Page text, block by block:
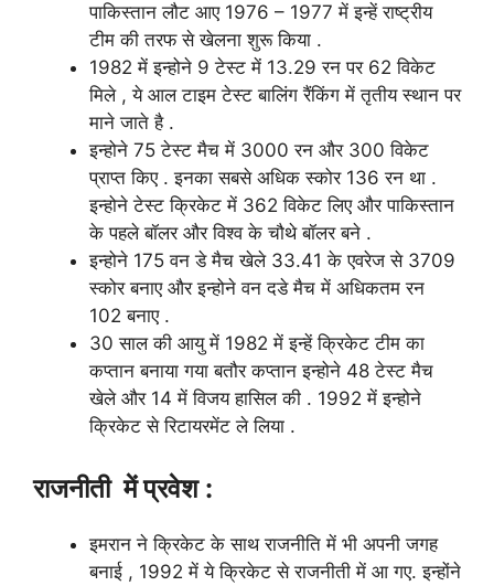
पाकिस्तान लौट आए 1976 – 1977 में इन्हें राष्ट्रीय
टीम की तरफ से खेलना शुरू किया .
1982 में इन्होने 9 टेस्ट में 13.29 रन पर 62 विकेट
मिले , ये आल टाइम टेस्ट बालिंग रैंकिंग में तृतीय स्थान पर
माने जाते है .
इन्होने 75 टेस्ट मैच में 3000 रन और 300 विकेट
प्राप्त किए . इनका सबसे अधिक स्कोर 136 रन था .
इन्होने टेस्ट क्रिकेट में 362 विकेट लिए और पाकिस्तान
के पहले बॉलर और विश्व के चौथे बॉलर बने .
इन्होने 175 वन डे मैच खेले 33.41 के एवरेज से 3709
स्कोर बनाए और इन्होने वन दडे मैच में अधिकतम रन
102 बनाए .
30 साल की आयु में 1982 में इन्हें क्रिकेट टीम का
कप्तान बनाया गया बतौर कप्तान इन्होने 48 टेस्ट मैच
खेले और 14 में विजय हासिल की . 1992 में इन्होने
क्रिकेट से रिटायरमेंट ले लिया .
राजनीती में प्रवेश :
इमरान ने क्रिकेट के साथ राजनीति में भी अपनी जगह
बनाई , 1992 में ये क्रिकेट से राजनीती में आ गए. इन्होंने